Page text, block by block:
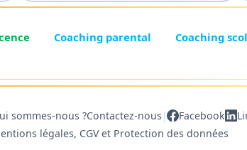
Coaching parental Coaching
sommes-nous ?Contactez-nous | Facebook
légales, CGV et Protection des données